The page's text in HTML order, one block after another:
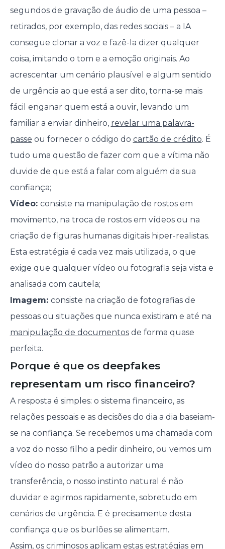
segundos de gravação de áudio de uma pessoa –
retirados, por exemplo, das redes sociais – a IA
consegue clonar a voz e fazê-la dizer qualquer
coisa, imitando o tom e a emoção originais. Ao
acrescentar um cenário plausível e algum sentido
de urgência ao que está a ser dito, torna-se mais
fácil enganar quem está a ouvir, levando um
familiar a enviar dinheiro, revelar uma palavra-
passe ou fornecer o código do cartão de crédito. É
tudo uma questão de fazer com que a vítima não
duvide de que está a falar com alguém da sua
confiança;
Vídeo: consiste na manipulação de rostos em
movimento, na troca de rostos em vídeos ou na
criação de figuras humanas digitais hiper-realistas.
Esta estratégia é cada vez mais utilizada, o que
exige que qualquer vídeo ou fotografia seja vista e
analisada com cautela;
Imagem: consiste na criação de fotografias de
pessoas ou situações que nunca existiram e até na
manipulação de documentosde forma quase
perfeita.
Porque é que os deepfakes
representam um risco financeiro?
A resposta é simples: o sistema financeiro, as
relações pessoais e as decisões do dia a dia baseiam-
se na confiança. Se recebemos uma chamada com
a voz do nosso filho a pedir dinheiro, ou vemos um
vídeo do nosso patrão a autorizar uma
transferência, o nosso instinto natural é não
duvidar e agirmos rapidamente, sobretudo em
cenários de urgência. E é precisamente desta
confiança que os burlões se alimentam.
Assim, os criminosos aplicam estas estratégias em